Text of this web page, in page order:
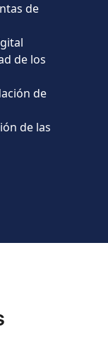
de
de los
de
de las